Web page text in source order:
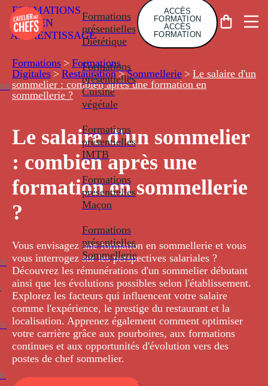
FORMATIONS
EN
APPRENTISSAGE
Formations
présentielles
Diététique
Formations
présentielles
Cuisine
végétale
Formations
présentielles
IMTB
Formations
présentielles
Maçon
Formations
présentielles
Sommellerie
ACCÈS
FORMATION
ACCÈS
FORMATION
Formations > Formations
Digitales > Restauration > Sommellerie > Le salaire d'un
sommelier : combien après une formation en
sommellerie ?
Le salaire d'un sommelier
: combien après une
formation en sommellerie
?
Vous envisagez une formation en sommellerie et vous
vous interrogez sur les perspectives salariales ?
Découvrez les rémunérations d'un sommelier débutant
ainsi que les évolutions possibles selon l'établissement.
Explorez les facteurs qui influencent votre salaire
comme l'expérience, le prestige du restaurant et la
localisation. Apprenez également comment optimiser
votre carrière grâce aux pourboires, aux formations
continues et aux opportunités d'évolution vers des
postes de chef sommelier.